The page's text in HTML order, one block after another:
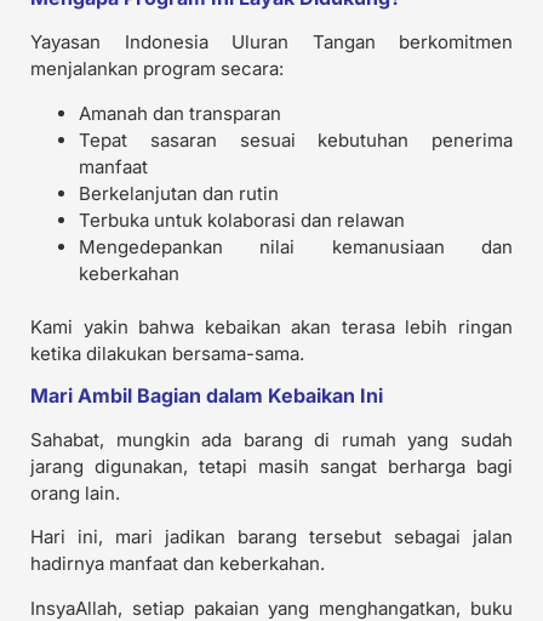
Yayasan Indonesia Uluran Tangan berkomitmen
menjalankan program secara:
Amanah dan transparan
Tepat sasaran sesuai kebutuhan penerima
manfaat
Berkelanjutan dan rutin
Terbuka untuk kolaborasi dan relawan
Mengedepankan nilai kemanusiaan dan
keberkahan
Kami yakin bahwa kebaikan akan terasa lebih ringan
ketika dilakukan bersama-sama.
Mari Ambil Bagian dalam Kebaikan Ini
Sahabat, mungkin ada barang di rumah yang sudah
jarang digunakan, tetapi masih sangat berharga bagi
orang lain.
Hari ini, mari jadikan barang tersebut sebagai jalan
hadirnya manfaat dan keberkahan.
InsyaAllah, setiap pakaian yang menghangatkan, buku